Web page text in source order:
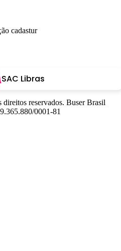
SAC Libras
reservados. Buser Brasil
0001-81